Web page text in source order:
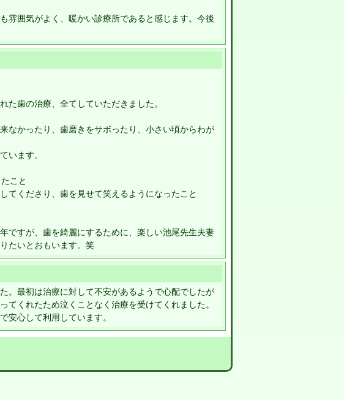
雰囲気がよく、暖かい診療所であると感じます。今後
た歯の治療、全てしていただきました。
なかったり、歯磨きをサボったり、小さい頃からわが
います。
こと
てくださり、歯を見せて笑えるようになったこと
ですが、歯を綺麗にするために、楽しい池尾先生夫妻
たいとおもいます。笑
。最初は治療に対して不安があるようで心配でしたが
てくれたため泣くことなく治療を受けてくれました。
安心して利用しています。